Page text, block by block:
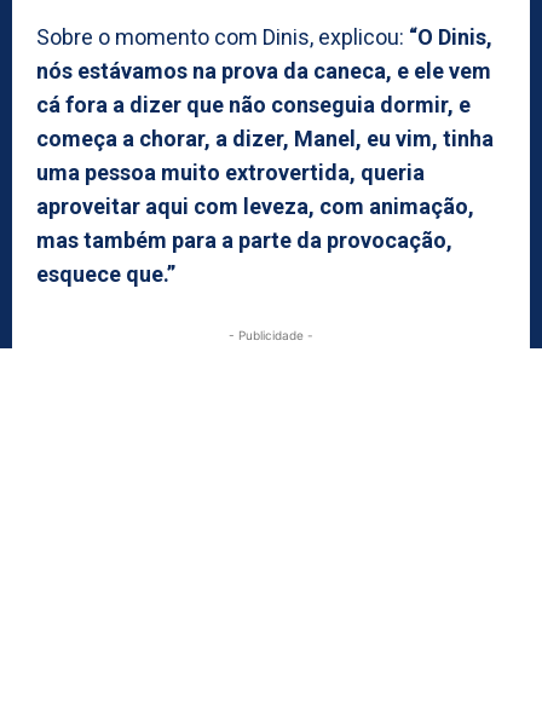
Sobre o momento com Dinis, explicou: “O Dinis,
nós estávamos na prova da caneca, e ele vem
cá fora a dizer que não conseguia dormir, e
começa a chorar, a dizer, Manel, eu vim, tinha
uma pessoa muito extrovertida, queria
aproveitar aqui com leveza, com animação,
mas também para a parte da provocação,
esquece que.”
- Publicidade -